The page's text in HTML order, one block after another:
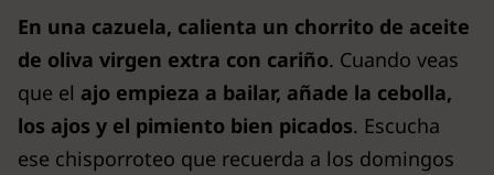
En una cazuela, calienta un chorrito de aceite
de oliva virgen extra con cariño. Cuando veas
que el ajo empieza a bailar, añade la cebolla,
los ajos y el pimiento bien picados. Escucha
ese chisporroteo que recuerda a los domingos